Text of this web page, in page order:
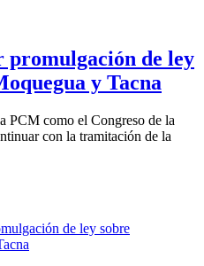
promulgación de ley
y Tacna
PCM como el Congreso de la
con la tramitación de la